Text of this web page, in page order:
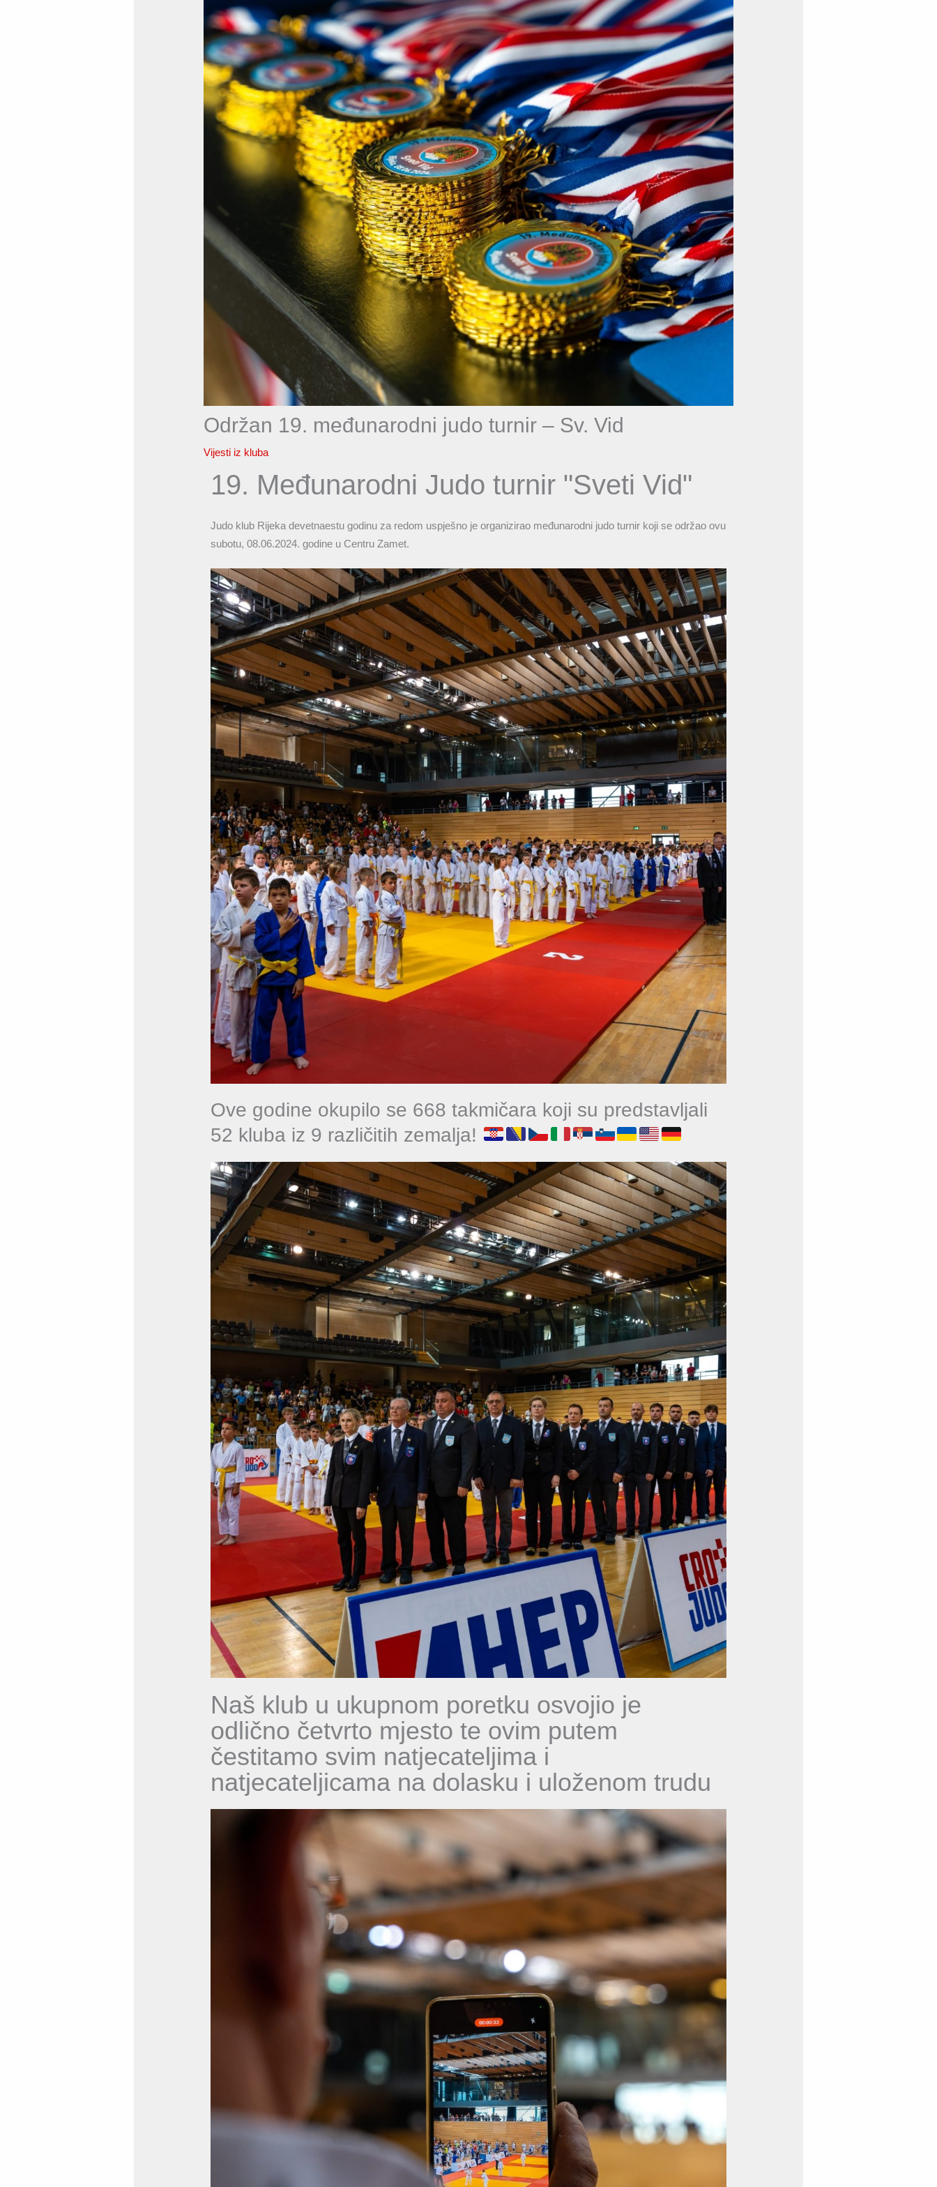
Održan 19. međunarodni judo turnir – Sv. Vid
Vijesti iz kluba
19. Međunarodni Judo turnir "Sveti Vid"
Judo klub Rijeka devetnaestu godinu za redom uspješno je organizirao međunarodni judo turnir koji se održao ovu
subotu, 08.06.2024. godine u Centru Zamet.
Ove godine okupilo se 668 takmičara koji su predstavljali
52 kluba iz 9 različitih zemalja!
Naš klub u ukupnom poretku osvojio je
odlično četvrto mjesto te ovim putem
čestitamo svim natjecateljima i
natjecateljicama na dolasku i uloženom trudu